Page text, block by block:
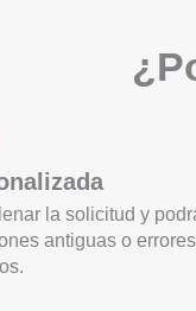
la solicitud y
antiguas o errores